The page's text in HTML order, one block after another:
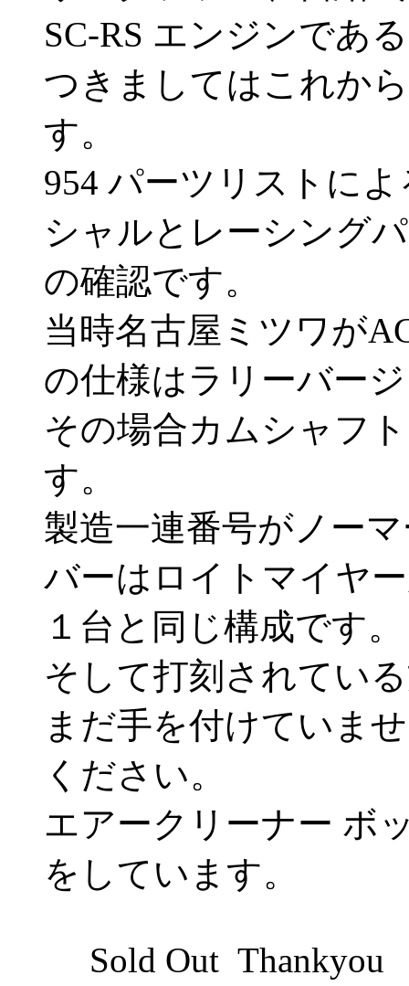
SC-RS エンジンであ
つきましてはこれか
す。
954 パーツリストに
シャルとレーシング
の確認です。
当時名古屋ミツワが
の仕様はラリーバー
その場合カムシャフ
す。
製造一連番号がノー
バーはロイトマイヤ
１台と同じ構成です。
そして打刻されてい
まだ手を付けていま
ください。
エアークリーナー ボ
をしています。
Sold Out Thankyou